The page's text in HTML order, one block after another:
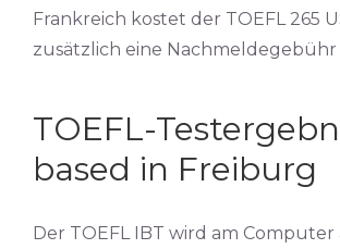
Frankreich kostet der TOEFL 265
zusätzlich eine Nachmeldegebühr
TOEFL-
based in Freiburg
Der TOEFL IBT wird am